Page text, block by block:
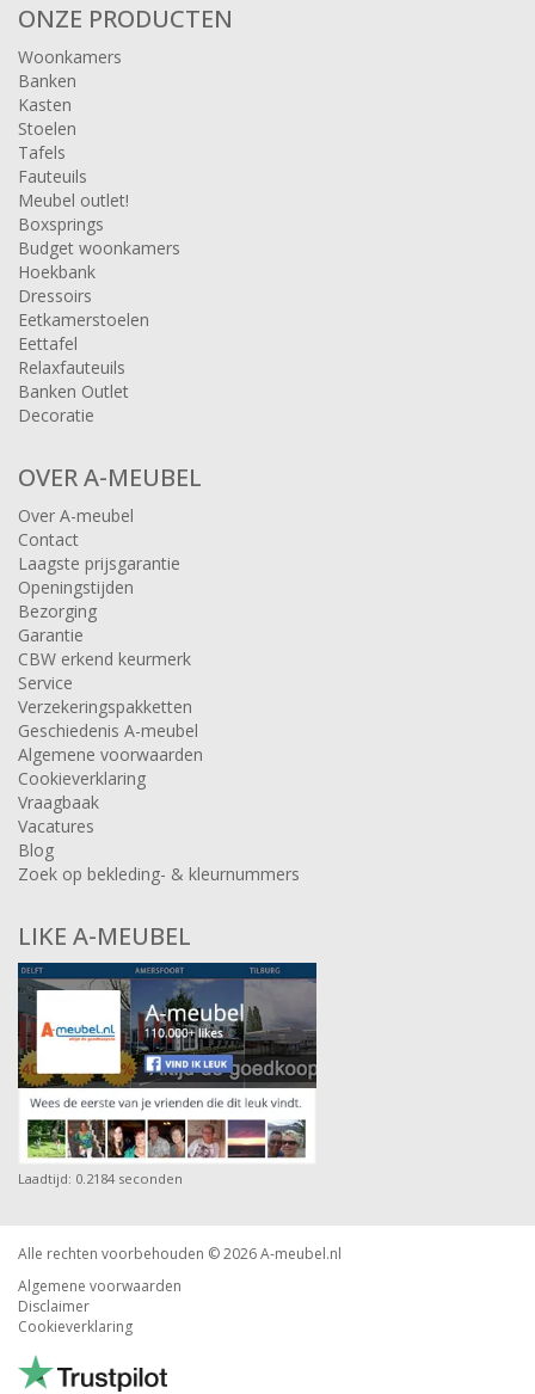
ONZE PRODUCTEN
Woonkamers
Banken
Kasten
Stoelen
Tafels
Fauteuils
Meubel outlet!
Boxsprings
Budget woonkamers
Hoekbank
Dressoirs
Eetkamerstoelen
Eettafel
Relaxfauteuils
Banken Outlet
Decoratie
OVER A-MEUBEL
Over A-meubel
Contact
Laagste prijsgarantie
Openingstijden
Bezorging
Garantie
CBW erkend keurmerk
Service
Verzekeringspakketten
Geschiedenis A-meubel
Algemene voorwaarden
Cookieverklaring
Vraagbaak
Vacatures
Blog
Zoek op bekleding- & kleurnummers
LIKE A-MEUBEL
Laadtijd: 0.2184 seconden
Alle rechten voorbehouden © 2026A-meubel.nl
Algemene voorwaarden
Disclaimer
Cookieverklaring